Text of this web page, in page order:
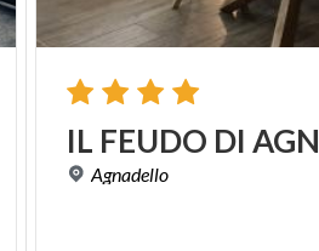
IL FEUDO DI
Agnadello